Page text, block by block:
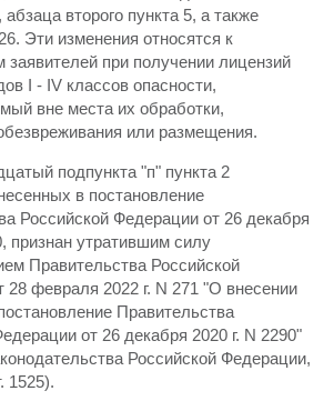
абзаца второго пункта 5, а также
Эти изменения относятся к
заявителей при получении лицензий
I - IV классов опасности,
вне места их обработки,
или размещения.
подпункта "п" пункта 2
в постановление
Российской Федерации от 26 декабря
признан утратившим силу
Правительства Российской
28 февраля 2022 г. N 271 "О внесении
Правительства
от 26 декабря 2020 г. N 2290"
Российской Федерации,
1525).